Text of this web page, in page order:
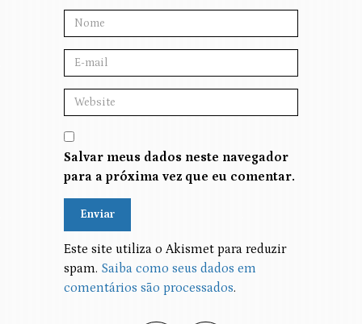
Salvar meus dados neste navegador
para a próxima vez que eu comentar.
Alternative:
Este site utiliza o Akismet para reduzir
spam. Saiba como seus dados em
comentários são processados.